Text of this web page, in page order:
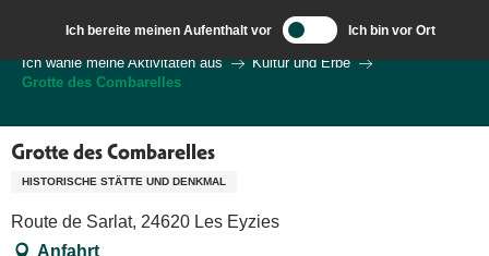
contenu
principal
Ich bereite meinen Aufenthalt vor Ich bin vor Ort
Ich wähle meine Aktivitäten aus
Kultur und Erbe
Grotte des Combarelles
Grotte des Combarelles
HISTORISCHE STÄTTE UND DENKMAL
Route de Sarlat, 24620 Les Eyzies
Anfahrt